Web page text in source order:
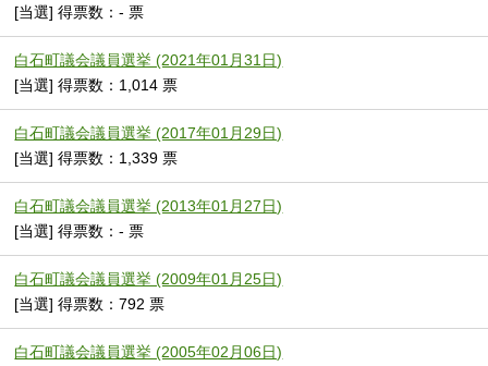
[当選] 得票数：- 票
白石町議会議員選挙 (2021年01月31日)
[当選] 得票数：1,014 票
白石町議会議員選挙 (2017年01月29日)
[当選] 得票数：1,339 票
白石町議会議員選挙 (2013年01月27日)
[当選] 得票数：- 票
白石町議会議員選挙 (2009年01月25日)
[当選] 得票数：792 票
白石町議会議員選挙 (2005年02月06日)